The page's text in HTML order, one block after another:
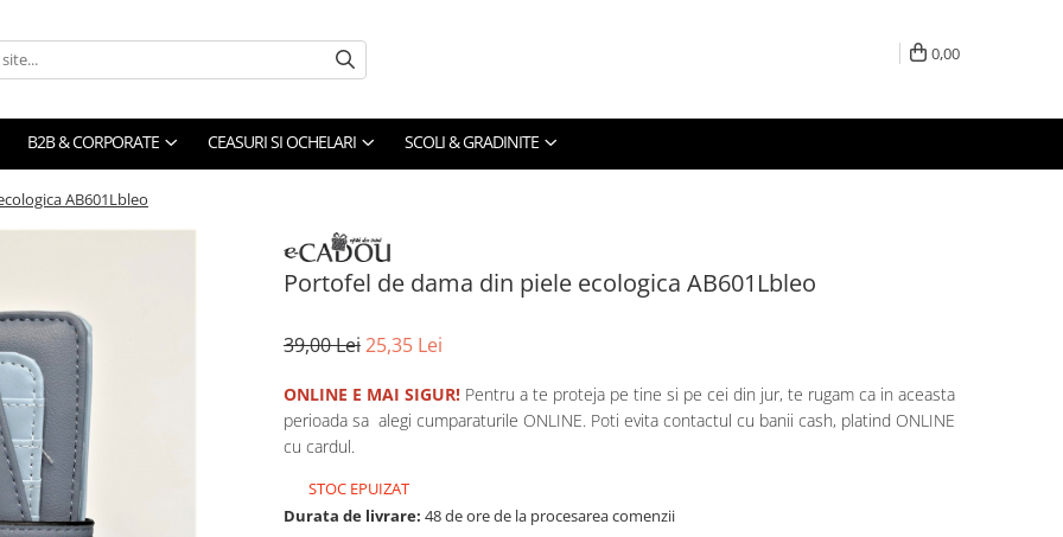
0,00
B2B & CORPORATE CEASURI SI OCHELARI SCOLI & GRADINITE
AB601Lbleo
Portofel de dama din piele ecologica AB601Lbleo
39,00 Lei25,35 Lei
ONLINE E MAI SIGUR! Pentru a te proteja pe tine si pe cei din jur, te rugam ca in aceasta
perioada sa alegi cumparaturile ONLINE. Poti evita contactul cu banii cash, platind ONLINE
cu cardul.
STOC EPUIZAT
Durata de livrare: 48 de ore de la procesarea comenzii